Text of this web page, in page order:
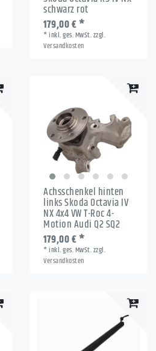
schwarz rot
179,00 € *
*inkl. ges. MwSt.zzgl.
Versandkosten
Achsschenkel hinten
links Skoda Octavia IV
NX 4x4 VW T-Roc 4-
Motion Audi Q2 SQ2
179,00 € *
*inkl. ges. MwSt.zzgl.
Versandkosten